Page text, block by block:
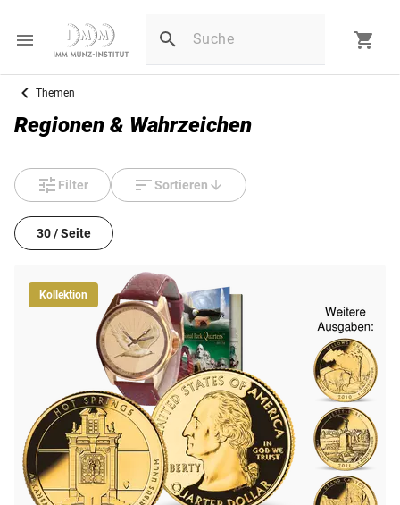
Themen
Regionen & Wahrzeichen
Filter Sortieren
30 / Seite
Kollektion